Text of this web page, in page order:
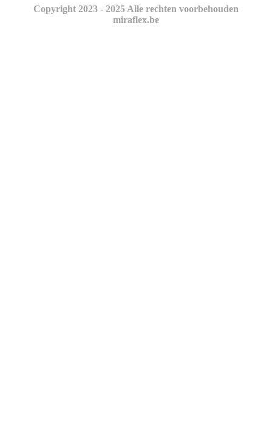
Copyright 2023 - 2025 Alle rechten voorbehouden
miraflex.be